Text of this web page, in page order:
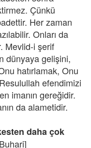
Çünkü
Her zaman
Onları da
Mevlid-i şerif
dünyaya gelişini,
hatırlamak, Onu
efendimizi
imanın gereğidir.
da alametidir.
daha çok